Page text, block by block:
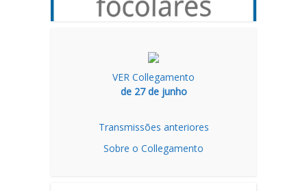
VER Collegamento
de 27 de junho
Transmissões anteriores
Sobre o Collegamento